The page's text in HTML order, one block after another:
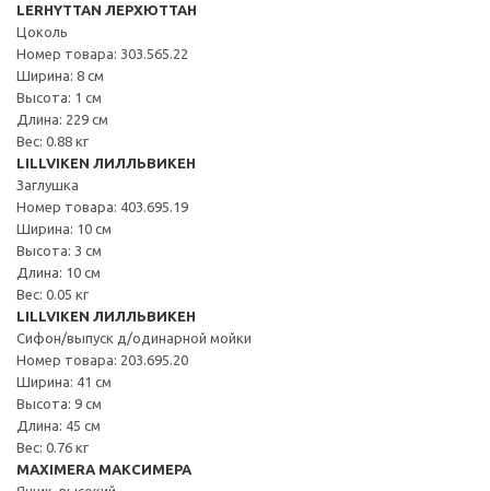
LERHYTTAN ЛЕРХЮТТАН
Цоколь
Номер товара: 303.565.22
Ширина: 8 см
Высота: 1 см
Длина: 229 см
Вес: 0.88 кг
LILLVIKEN ЛИЛЛЬВИКЕН
Заглушка
Номер товара: 403.695.19
Ширина: 10 см
Высота: 3 см
Длина: 10 см
Вес: 0.05 кг
LILLVIKEN ЛИЛЛЬВИКЕН
Сифон/выпуск д/одинарной мойки
Номер товара: 203.695.20
Ширина: 41 см
Высота: 9 см
Длина: 45 см
Вес: 0.76 кг
MAXIMERA МАКСИМЕРА